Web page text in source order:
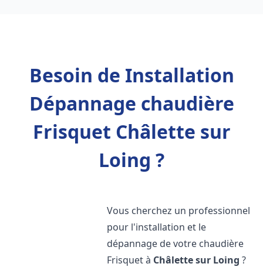
Besoin de Installation
Dépannage chaudière
Frisquet Châlette sur
Loing ?
Vous cherchez un professionnel
pour l'installation et le
dépannage de votre chaudière
Frisquet à Châlette sur Loing ?